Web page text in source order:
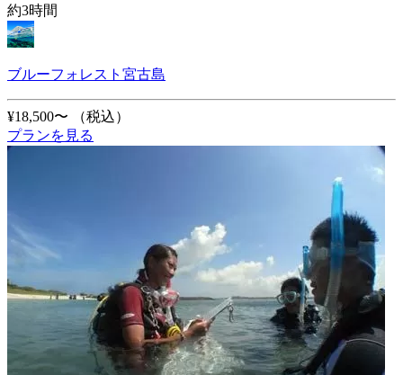
約3時間
ブルーフォレスト宮古島
¥18,500〜
（税込）
プランを見る